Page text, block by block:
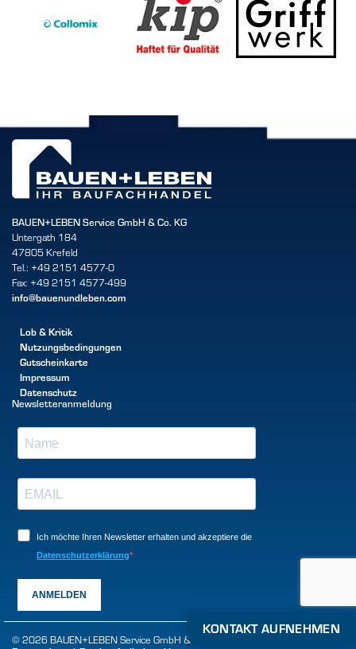
KONTAKT AUFNEHMEN
BAUEN+LEBEN Service GmbH & Co. KG
Untergath 184
47805 Krefeld
Tel.: +49 2151 4577-0
Fax: +49 2151 4577-499
info@bauenundleben.com
Lob & Kritik
Nutzungsbedingungen
Gutscheinkarte
Impressum
Datenschutz
Newsletteranmeldung
Ich möchte Ihren Newsletter erhalten und akzeptiere die
Datenschutzerklärung
ANMELDEN
© 2026 BAUEN+LEBEN Service GmbH & Co. KG |